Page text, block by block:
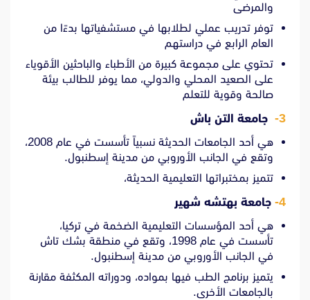
والمرضى
توفر تدريب عملي لطلابها في مستشفياتها بدءًا من
العام الرابع في دراستهم
تحتوي على مجموعة كبيرة من الأطباء والباحثين الأقوياء
على الصعيد المحلي والدولي، مما يوفر للطالب بيئة
صالحة وقوية للتعلم
3- جامعة التن باش
هي أحد الجامعات الحديثة نسبياً تأسست في عام 2008،
وتقع في الجانب الأوروبي من مدينة إسطنبول.
تتميز بمختبراتها التعليمية الحديثة،
4- جامعة بهتشه شهير
هي أحد المؤسسات التعليمية الضخمة في تركيا،
تأسست في عام 1998، وتقع في منطقة بشك تاش
في الجانب الأوروبي من مدينة إسطنبول.
يتميز برنامج الطب فيها بمواده، ودوراته المكثفة مقارنة
بالجامعات الأخرى.